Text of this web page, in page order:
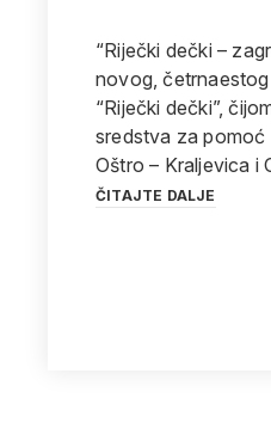
“Riječki dečki –
novog,
“Riječki dečki”,
sredstva za pomoć
Oštro – Kraljevica i
ČITAJTE DALJE